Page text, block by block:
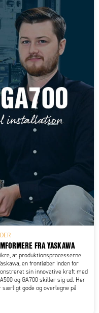
FRA YASKAWA
at produktionsprocesserne
en frontløber inden for
sin innovative kraft med
og GA700 skiller sig ud. Her
særligt gode og overlegne på